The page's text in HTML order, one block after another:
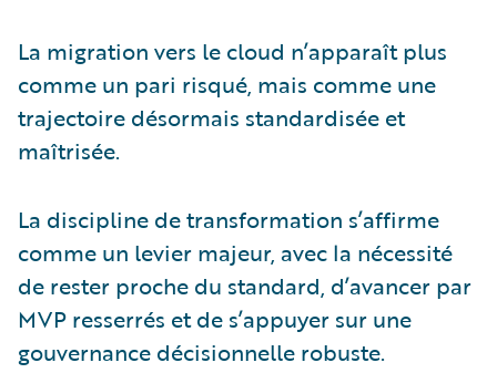
La migration vers le cloud n’apparaît plus
comme un pari risqué, mais comme une
trajectoire désormais standardisée et
maîtrisée.
La discipline de transformation s’affirme
comme un levier majeur, avec la nécessité
de rester proche du standard, d’avancer par
MVP resserrés et de s’appuyer sur une
gouvernance décisionnelle robuste.